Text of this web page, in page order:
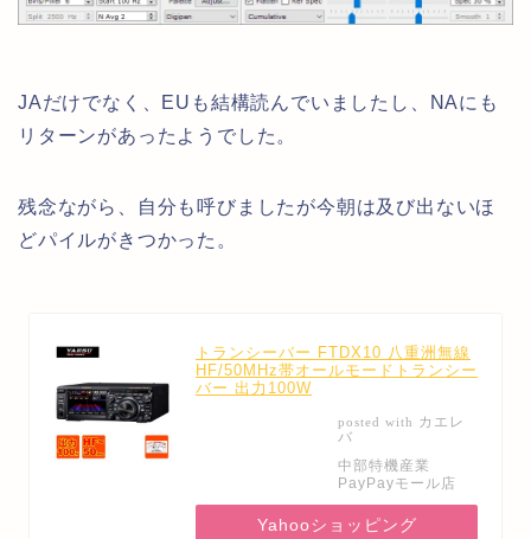
JAだけでなく、EUも結構読んでいましたし、NAにも
リターンがあったようでした。
残念ながら、自分も呼びましたが今朝は及び出ないほ
どパイルがきつかった。
トランシーバー FTDX10 八重洲無線
HF/50MHz帯オールモードトランシー
バー 出力100W
posted with カエレ
バ
中部特機産業
PayPayモール店
Yahooショッピング